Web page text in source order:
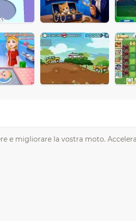
e migliorare la vostra moto.